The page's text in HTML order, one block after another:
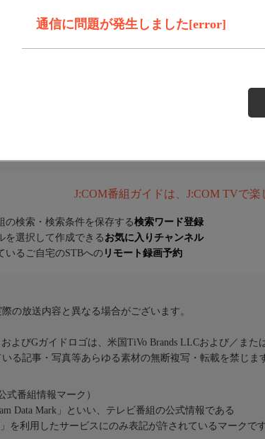
通信に問題が発生しました[error]
J:COM番組ガイドは、J:COM TVで
の検索・検索条件を保存する検索ワード登録
を選択して作成できる お気に入りチャンネル
いるご自宅のSTBへの リモート録画予約
の放送内容と異なる場合がございます。
よびGガイドロゴは、米国TiVo Brands LLCおよび／ま
る記事・写真等あらゆる素材の無断複写・転載を禁じま
式番組情報マーク）
Data Mark」といい、テレビ番組の公式情報である
」を利用したサービスにのみ表記が許されているマークです